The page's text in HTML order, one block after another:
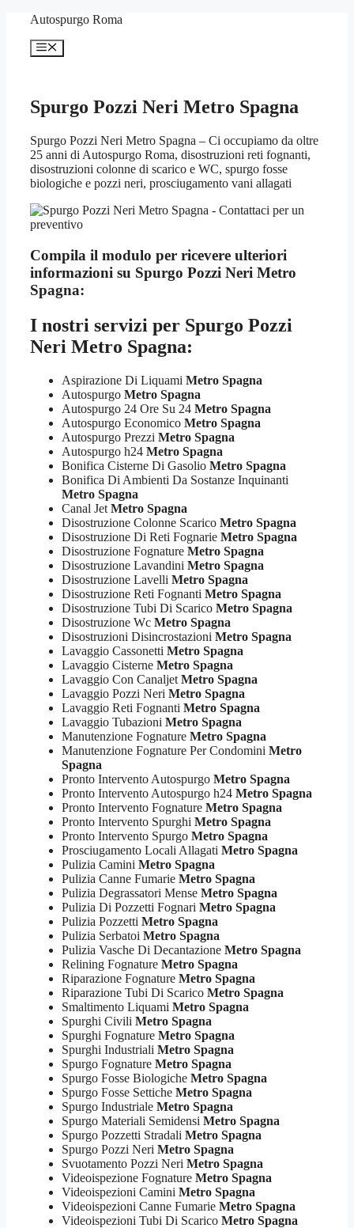
contenuto
Autospurgo Roma
Menu
Spurgo Pozzi Neri Metro Spagna
Spurgo Pozzi Neri Metro Spagna – Ci occupiamo da oltre
25 anni di Autospurgo Roma, disostruzioni reti fognanti,
disostruzioni colonne di scarico e WC, spurgo fosse
biologiche e pozzi neri, prosciugamento vani allagati
Compila il modulo per ricevere ulteriori
informazioni su Spurgo Pozzi Neri Metro
Spagna:
I nostri servizi per Spurgo Pozzi
Neri Metro Spagna:
Aspirazione Di Liquami Metro Spagna
Autospurgo Metro Spagna
Autospurgo 24 Ore Su 24 Metro Spagna
Autospurgo Economico Metro Spagna
Autospurgo Prezzi Metro Spagna
Autospurgo h24 Metro Spagna
Bonifica Cisterne Di Gasolio Metro Spagna
Bonifica Di Ambienti Da Sostanze Inquinanti
Metro Spagna
Canal Jet Metro Spagna
Disostruzione Colonne Scarico Metro Spagna
Disostruzione Di Reti Fognarie Metro Spagna
Disostruzione Fognature Metro Spagna
Disostruzione Lavandini Metro Spagna
Disostruzione Lavelli Metro Spagna
Disostruzione Reti Fognanti Metro Spagna
Disostruzione Tubi Di Scarico Metro Spagna
Disostruzione Wc Metro Spagna
Disostruzioni Disincrostazioni Metro Spagna
Lavaggio Cassonetti Metro Spagna
Lavaggio Cisterne Metro Spagna
Lavaggio Con Canaljet Metro Spagna
Lavaggio Pozzi Neri Metro Spagna
Lavaggio Reti Fognanti Metro Spagna
Lavaggio Tubazioni Metro Spagna
Manutenzione Fognature Metro Spagna
Manutenzione Fognature Per Condomini Metro
Spagna
Pronto Intervento Autospurgo Metro Spagna
Pronto Intervento Autospurgo h24 Metro Spagna
Pronto Intervento Fognature Metro Spagna
Pronto Intervento Spurghi Metro Spagna
Pronto Intervento Spurgo Metro Spagna
Prosciugamento Locali Allagati Metro Spagna
Pulizia Camini Metro Spagna
Pulizia Canne Fumarie Metro Spagna
Pulizia Degrassatori Mense Metro Spagna
Pulizia Di Pozzetti Fognari Metro Spagna
Pulizia Pozzetti Metro Spagna
Pulizia Serbatoi Metro Spagna
Pulizia Vasche Di Decantazione Metro Spagna
Relining Fognature Metro Spagna
Riparazione Fognature Metro Spagna
Riparazione Tubi Di Scarico Metro Spagna
Smaltimento Liquami Metro Spagna
Spurghi Civili Metro Spagna
Spurghi Fognature Metro Spagna
Spurghi Industriali Metro Spagna
Spurgo Fognature Metro Spagna
Spurgo Fosse Biologiche Metro Spagna
Spurgo Fosse Settiche Metro Spagna
Spurgo Industriale Metro Spagna
Spurgo Materiali Semidensi Metro Spagna
Spurgo Pozzetti Stradali Metro Spagna
Spurgo Pozzi Neri Metro Spagna
Svuotamento Pozzi Neri Metro Spagna
Videoispezione Fognature Metro Spagna
Videoispezioni Camini Metro Spagna
Videoispezioni Canne Fumarie Metro Spagna
Videoispezioni Tubi Di Scarico Metro Spagna